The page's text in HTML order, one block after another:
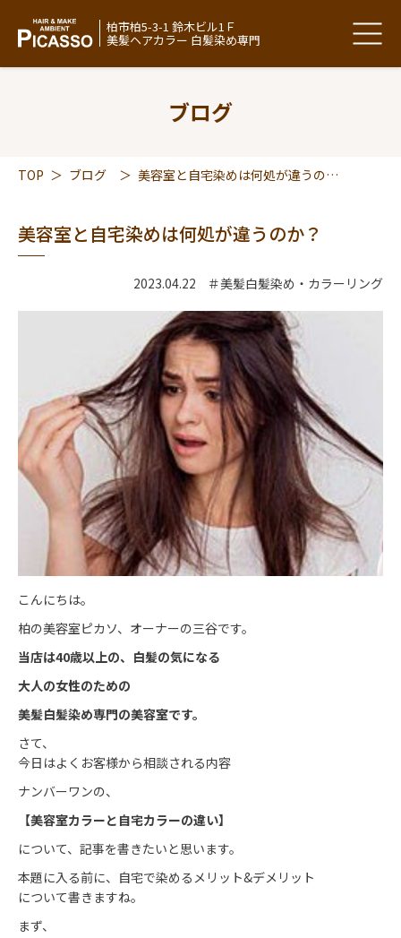
柏市柏5-3-1 鈴木ビル1Ｆ
美髪ヘアカラー 白髪染め専門
ブログ
TOP ＞ ブログ ＞ 美容室と自宅染めは何処が違うのか？
美容室と自宅染めは何処が違うのか？
2023.04.22 ＃美髪白髪染め・カラーリング
こんにちは。
柏の美容室ピカソ、オーナーの三谷です。
当店は40歳以上の、 白髪の気になる
大人の女性のための
美髪白髪染め専門の美容室です。
さて、
今日はよくお客様から相談される内容
ナンバーワンの、
【美容室カラーと 自宅カラーの違い】
について、記事を書きたいと思います。
本題に入る前に、自宅で染めるメリット&デメリット
について書きますね。
まず、